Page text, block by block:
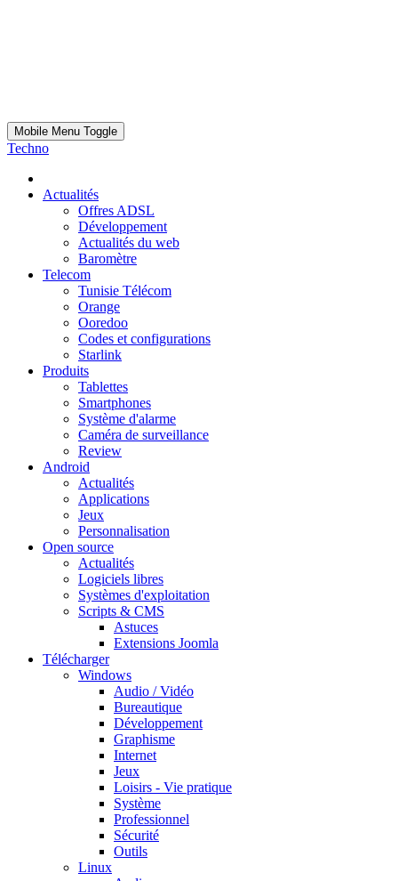
Mobile Menu Toggle
Techno
Actualités
Offres ADSL
Développement
Actualités du web
Baromètre
Telecom
Tunisie Télécom
Orange
Ooredoo
Codes et configurations
Starlink
Produits
Tablettes
Smartphones
Système d'alarme
Caméra de surveillance
Review
Android
Actualités
Applications
Jeux
Personnalisation
Open source
Actualités
Logiciels libres
Systèmes d'exploitation
Scripts & CMS
Astuces
Extensions Joomla
Télécharger
Windows
Audio / Vidéo
Bureautique
Développement
Graphisme
Internet
Jeux
Loisirs - Vie pratique
Système
Professionnel
Sécurité
Outils
Linux